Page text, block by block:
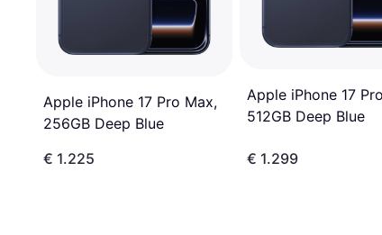
Apple iPhone 17 Pro Max,
256GB Deep Blue
€ 1.225
Apple iPhone 17
512GB Deep Blue
€ 1.299